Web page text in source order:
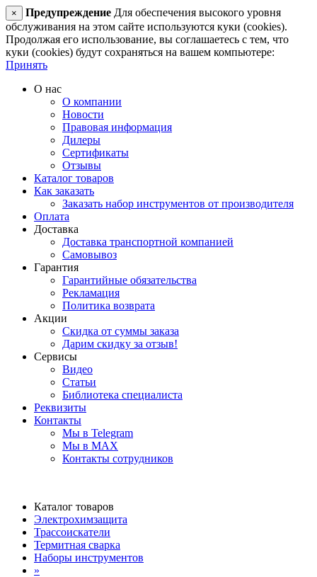
× Предупреждение Для обеспечения высокого уровня
обслуживания на этом сайте используются куки (cookies).
Продолжая его использование, вы соглашаетесь с тем, что
куки (cookies) будут сохраняться на вашем компьютере:
Принять
О нас
О компании
Новости
Правовая информация
Дилеры
Сертификаты
Отзывы
Каталог товаров
Как заказать
Заказать набор инструментов от производителя
Оплата
Доставка
Доставка транспортной компанией
Самовывоз
Гарантия
Гарантийные обязательства
Рекламация
Политика возврата
Акции
Скидка от суммы заказа
Дарим скидку за отзыв!
Сервисы
Видео
Статьи
Библиотека специалиста
Реквизиты
Контакты
Мы в Telegram
Мы в MAX
Контакты сотрудников
Каталог товаров
Электрохимзащита
Трассоискатели
Термитная сварка
Наборы инструментов
»